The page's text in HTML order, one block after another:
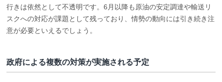
行きは依然として不透明です。6月以降も原油の安定調達や輸送リ
スクへの対応が課題として残っており、情勢の動向には引き続き注
意が必要といえるでしょう。
政府による複数の対策が実施される予定